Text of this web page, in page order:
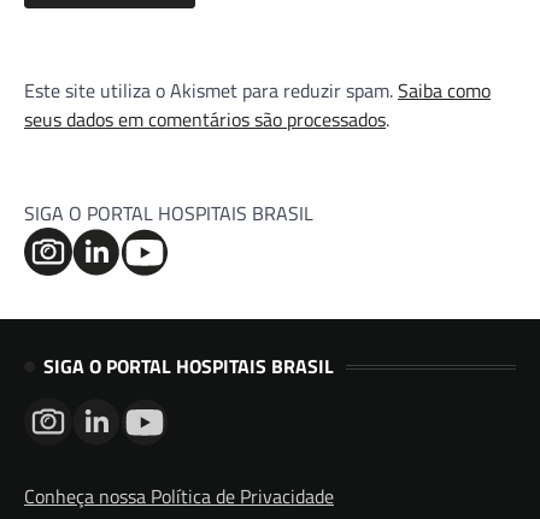
Este site utiliza o Akismet para reduzir spam.Saiba como
seus dados em comentários são processados.
SIGA O PORTAL HOSPITAIS BRASIL
SIGA O PORTAL HOSPITAIS BRASIL
Conheça nossa Política de Privacidade